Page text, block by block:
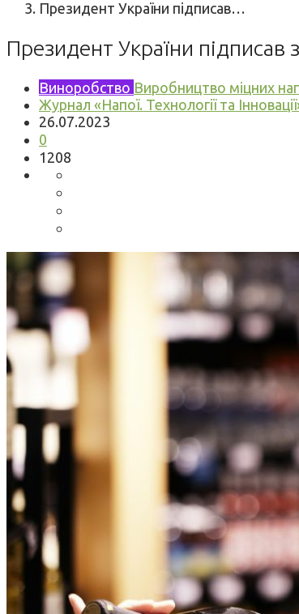
Президент України підписав…
Президент України
Виноробство Виробництво міцних
Журнал «Напої. Технології та
26.07.2023
0
1208